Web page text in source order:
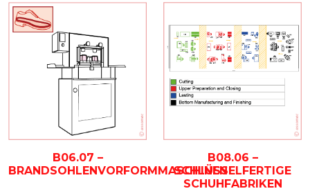
B06.07 –
BRANDSOHLENVORFORMMASCHINEN
B08.06 –
SCHLÜSSELFERTIGE
SCHUHFABRIKEN